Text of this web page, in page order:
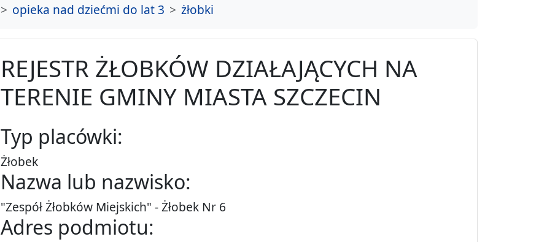
opieka nad dziećmi do lat 3
żłobki
REJESTR ŻŁOBKÓW DZIAŁAJĄCYCH NA
TERENIE GMINY MIASTA SZCZECIN
Typ placówki:
Żłobek
Nazwa lub nazwisko:
"Zespół Żłobków Miejskich" - Żłobek Nr 6
Adres podmiotu: